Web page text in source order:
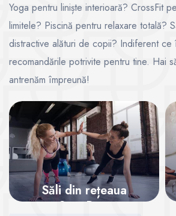
Yoga pentru liniște interioară? CrossFit
limitele? Piscină pentru relaxare totală?
distractive alături de copii? Indiferent ce
recomandările potrivite pentru tine. Hai
antrenăm împreună!
Săli din rețeaua
SanoPass